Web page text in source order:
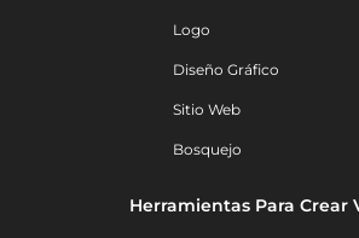
Logo
Diseño Gráfico
Sitio Web
Bosquejo
Herramientas Para Crear